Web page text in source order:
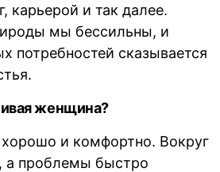
карьерой и так далее.
мы бессильны, и
потребностей сказывается
женщина?
и комфортно. Вокруг
а проблемы быстро